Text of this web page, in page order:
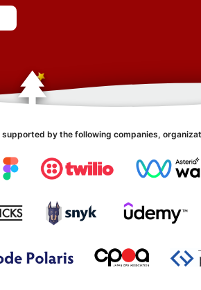
by the following companies,